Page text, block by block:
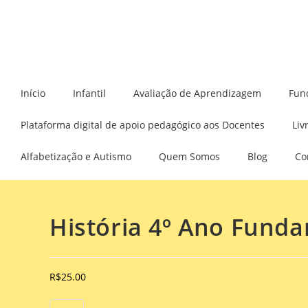
Início Infantil Avaliação de Aprendizagem
Plataforma digital de apoio pedagógico aos Docentes
Alfabetização e Autismo Quem Somos Blog
História 4º Ano
R$25.00